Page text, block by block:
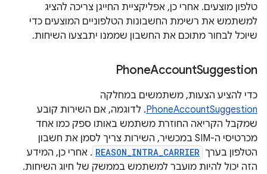
טלפון מוצעים. אחרי כן, אפליקציית החייגן צריכה להציג
למשתמש את רשימת החשבונות הטלפוניים המוצעים כדי
שיוכל לבחור מתוכם את החשבון שממנו יתבצעו השיחות.
PhoneAccountSuggestion
כדי להציע הצעות, משתמשים במחלקה
PhoneAccountSuggestion. לדוגמה, אם השירות קובע
שמקבל הקריאה החוזרת משתמש באותו ספק כמו אחד
מכרטיסי ה-SIM במכשיר, השירות צריך לסמן את חשבון
הטלפון בערך REASON_INTRA_CARRIER . אחרי כן, המידע
הזה יכול להיות מועבר למשתמש בממשק של חיוג השיחות.